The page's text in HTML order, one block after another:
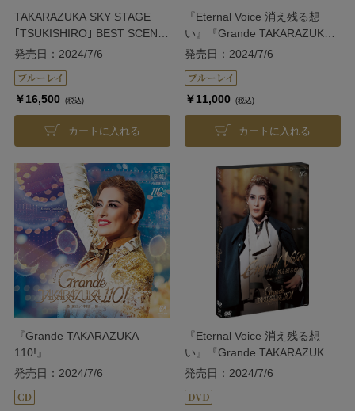
TAKARAZUKA SKY STAGE
｢TSUKISHIRO｣ BEST SCENE
SELECTION
発売日：2024/7/6
￥16,500 (税込)
カートに入れる
『Eternal Voice 消え残る想
い』『Grande TAKARAZUKA
110!』
発売日：2024/7/6
￥11,000 (税込)
カートに入れる
『Grande TAKARAZUKA
110!』
発売日：2024/7/6
『Eternal Voice 消え残る想
い』『Grande TAKARAZUKA
110!』
発売日：2024/7/6